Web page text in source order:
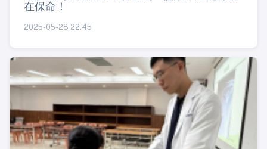
在保命！
2025-05-28 22:45